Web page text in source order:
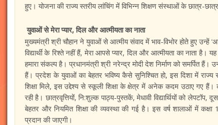
हुए। योजना की राज्य स्तरीय लांचिंग में विभिन्न शिक्षण संस्थाओं के छात्र-
युवाओं से मेरा प्यार, दिल और आत्मीयता का नाता
मुख्यमंत्री श्री चौहान ने युवाओं से आत्मीय संवाद में भाव-विभोर होते हुए
विद्यार्थी के रिश्ते नहीं हैं, मेरा आपसे प्यार, दिल और आत्मीयता का नाता है।
हमारा संकल्प है। प्रधानमंत्री श्री नरेन्द्र मोदी देश निर्माण को समर्पित
हैं। प्रदेश के युवाओं का बेहतर भविष्य कैसे सुनिश्चित हो, इस दिशा में
शिक्षा मिले, इस उद्देश्य से स्कूली शिक्षा के क्षेत्र में अनेक कदम उठाए गए हैं।
रही है। छात्रवृत्तियों, नि:शुल्क पाठ्य-पुस्तकें, मेधावी विद्यार्थियों को
बेहतर और नियमित शिक्षा की व्यवस्था की गई है। इस वर्ष शालाओं में कक्षा
प्रदान की जाएगी।